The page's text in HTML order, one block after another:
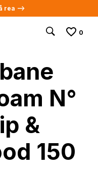
rea -->
0
N°
&
150